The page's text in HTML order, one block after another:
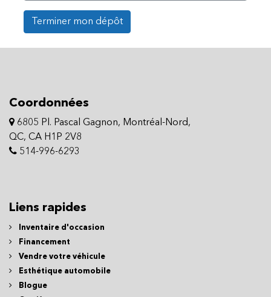
Terminer mon dépôt
Coordonnées
6805 Pl. Pascal Gagnon, Montréal-Nord,
QC, CA H1P 2V8
514-996-6293
Liens rapides
Inventaire d'occasion
Financement
Vendre votre véhicule
Esthétique automobile
Blogue